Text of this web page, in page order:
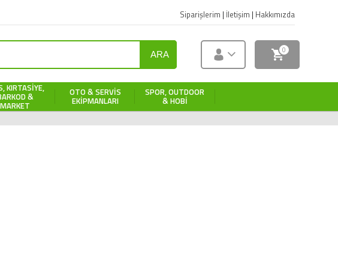
Siparişlerim | İletişim | Hakkımızda
ARA 0
KIRTASIYE,
&
MARKET
OTO & SERVIS
EKIPMANLARI
SPOR, OUTDOOR
& HOBI